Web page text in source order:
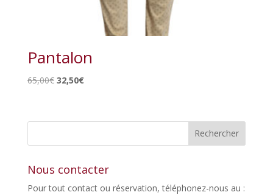
Pantalon
65,00€ Le
était :
32,50€Le
est :
Nous contacter
Pour tout contact ou réservation, téléphonez-nous au :